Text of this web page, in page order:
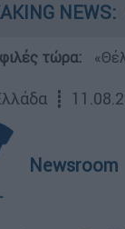
NEWS:
τώρα:
┋
Newsroom